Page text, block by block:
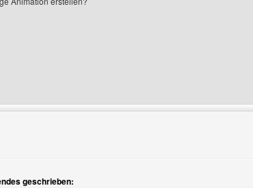
centuryentertainment
geschrieben: